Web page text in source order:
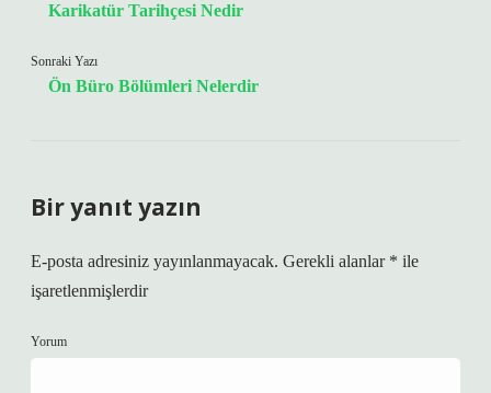
Karikatür Tarihçesi Nedir
Sonraki Yazı
Ön Büro Bölümleri Nelerdir
Bir yanıt yazın
E-posta adresiniz yayınlanmayacak. Gerekli alanlar * ile
işaretlenmişlerdir
Yorum